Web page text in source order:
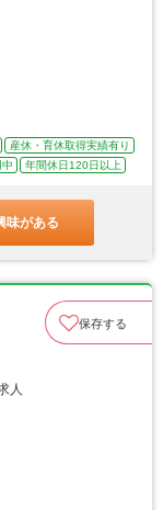
産休・育休取得実績有り
年間休日120日以上
味がある
保存する
人